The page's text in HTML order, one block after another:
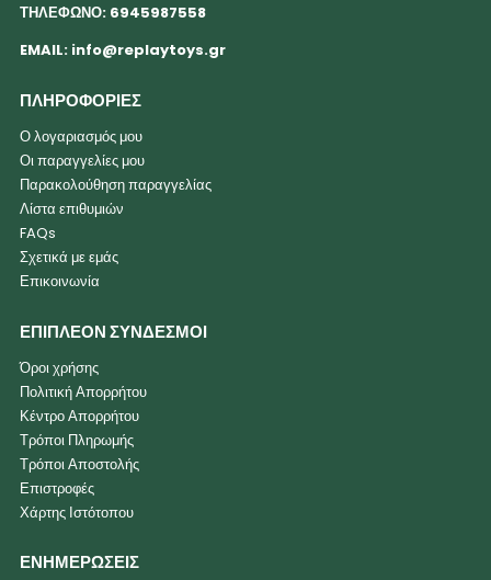
ΤΗΛΕΦΩΝΟ: 6945987558
EMAIL: info@replaytoys.gr
ΠΛΗΡΟΦΟΡΙΕΣ
Ο λογαριασμός μου
Οι παραγγελίες μου
Παρακολούθηση παραγγελίας
Λίστα επιθυμιών
FAQs
Σχετικά με εμάς
Επικοινωνία
ΕΠΙΠΛΕΟΝ ΣΥΝΔΕΣΜΟΙ
Όροι χρήσης
Πολιτική Απορρήτου
Κέντρο Απορρήτου
Τρόποι Πληρωμής
Τρόποι Αποστολής
Επιστροφές
Χάρτης Ιστότοπου
ΕΝΗΜΕΡΩΣΕΙΣ